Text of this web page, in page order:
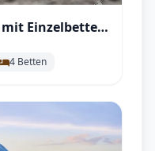
Einzelbetten
4 Betten